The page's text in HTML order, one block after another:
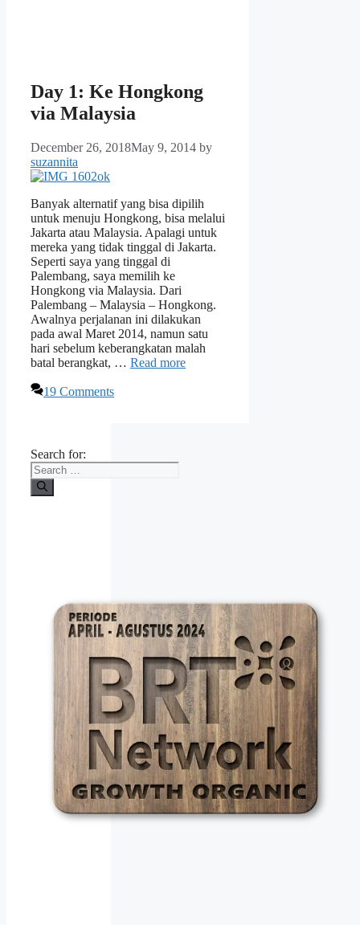
Day 1: Ke Hongkong
via Malaysia
December 26, 2018May 9, 2014 by
suzannita
Banyak alternatif yang bisa dipilih
untuk menuju Hongkong, bisa melalui
Jakarta atau Malaysia. Apalagi untuk
mereka yang tidak tinggal di Jakarta.
Seperti saya yang tinggal di
Palembang, saya memilih ke
Hongkong via Malaysia. Dari
Palembang – Malaysia – Hongkong.
Awalnya perjalanan ini dilakukan
pada awal Maret 2014, namun satu
hari sebelum keberangkatan malah
batal berangkat, … Read more
19 Comments
Search for: